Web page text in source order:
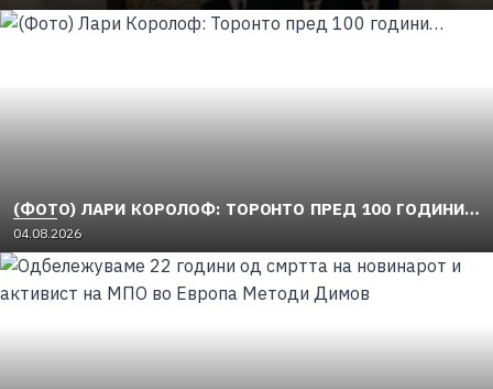
(ФОТО) ЛАРИ КОРОЛОФ: ТОРОНТО ПРЕД 100 ГОДИНИ…
04.08.2026